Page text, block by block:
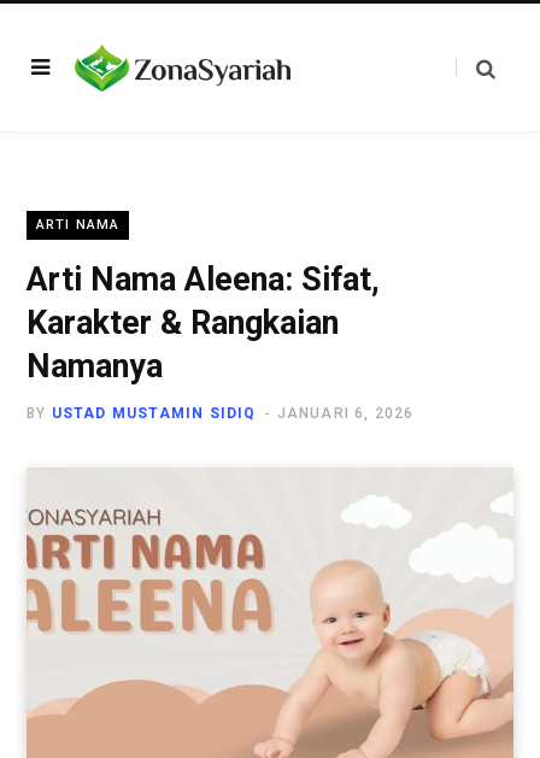
ARTI NAMA
Arti Nama Aleena: Sifat,
Karakter & Rangkaian
Namanya
BY USTAD MUSTAMIN SIDIQ JANUARI 6, 2026